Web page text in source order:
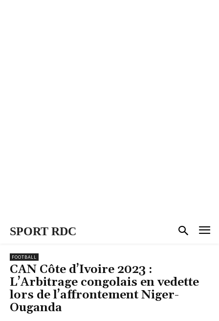
SPORT RDC
FOOTBALL
CAN Côte d’Ivoire 2023 :
L’Arbitrage congolais en vedette
lors de l’affrontement Niger-
Ouganda